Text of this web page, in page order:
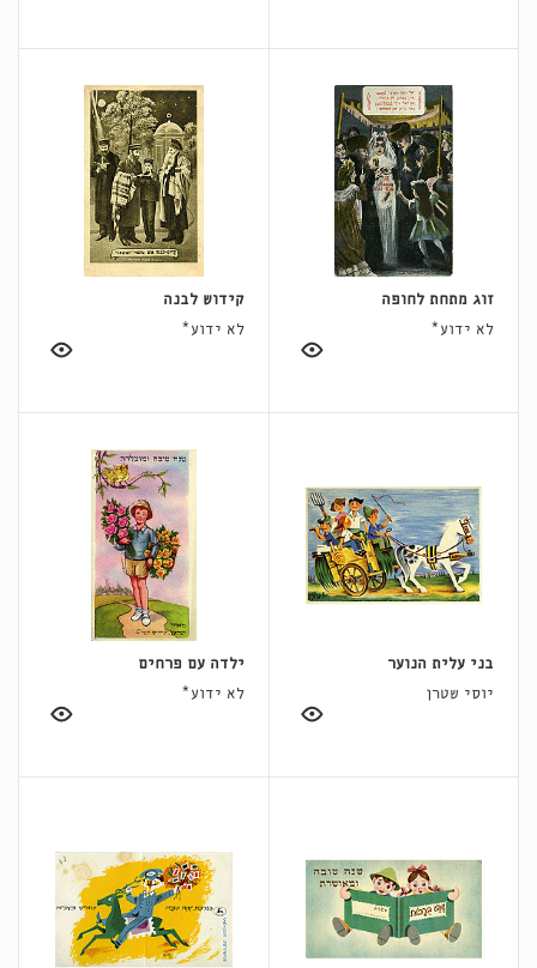
זוג מתחת לחופה
לא ידוע*
קידוש לבנה
לא ידוע*
בני עלית הנוער
יוסי שטרן
ילדה עם פרחים
לא ידוע*